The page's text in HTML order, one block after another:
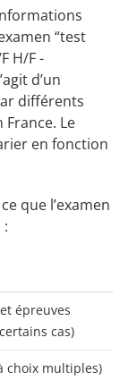
“test
H/F -
d’un
différents
Le
en fonction
que l’examen
épreuves
cas)
choix multiples)